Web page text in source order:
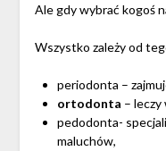
Ale gdy wybrać kogoś
Wszystko zależy od
periodonta –
ortodonta – leczy
pedodonta-
maluchów,